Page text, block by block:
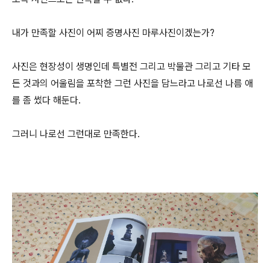
내가 만족할 사진이 어찌 증명사진 마루사진이겠는가?
사진은 현장성이 생명인데 특별전 그리고 박물관 그리고 기타 모
든 것과의 어울림을 포착한 그런 사진을 담느라고 나로선 나름 애
를 좀 썼다 해둔다.
그러니 나로선 그런대로 만족한다.